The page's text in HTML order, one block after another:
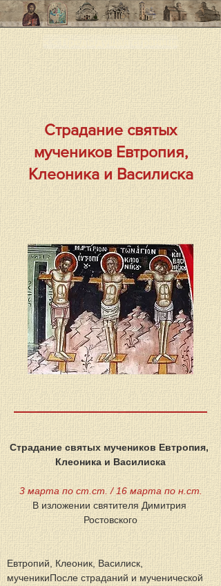
Страдание святых
мучеников Евтропия,
Клеоника и Василиска
Страдание святых мучеников Евтропия,
Клеоника и Василиска
3 марта по ст.ст. / 16 марта по н.ст.
В изложении святителя Димитрия
Ростовского
Евтропий, Клеоник, Василиск,
мученикиПосле страданий и мученической